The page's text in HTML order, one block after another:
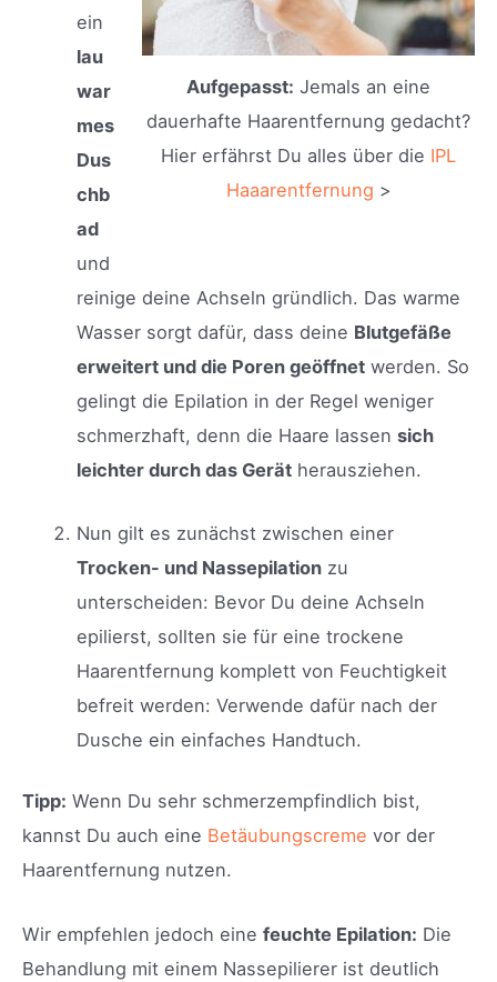
Aufgepasst: Jemals an eine
dauerhafte Haarentfernung gedacht?
Hier erfährst Du alles über die IPL
Haaarentfernung >
ein
lau
war
mes
Dus
chb
ad
und
reinige deine Achseln gründlich. Das warme
Wasser sorgt dafür, dass deine Blutgefäße
erweitert und die Poren geöffnet werden. So
gelingt die Epilation in der Regel weniger
schmerzhaft, denn die Haare lassensich
leichter durch das Gerät herausziehen.
Nun gilt es zunächst zwischen einer
Trocken- und Nassepilation zu
unterscheiden: Bevor Du deine Achseln
epilierst, sollten sie für eine trockene
Haarentfernung komplett von Feuchtigkeit
befreit werden: Verwende dafür nach der
Dusche ein einfaches Handtuch.
Tipp: Wenn Du sehr schmerzempfindlich bist,
kannst Du auch eine Betäubungscreme vor der
Haarentfernung nutzen.
Wir empfehlen jedoch eine feuchte Epilation: Die
Behandlung mit einem Nassepilierer ist deutlich